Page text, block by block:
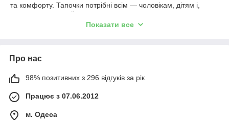
та комфорту. Тапочки потрібні всім — чоловікам, дітям і,
дозволяє підібрати жіночі тапочки навіть тим дамам, які
балетки.
Домашні тапочки жіночі оптом є влучним рішенням, оскільки
дозволяє придбати гарні моделі за досить низькими цінами. А
втім, навіть таке взуття, неприхований на перший погляд, має
бути досить простим, коли треба дотримуватися певних
Показати все
Про нас
98% позитивних з 296 відгуків за рік
Працює з 07.06.2012
м. Одеса